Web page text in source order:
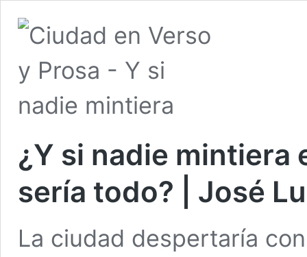
¿Y si nadie mintiera
sería todo? | José
La ciudad despertaría